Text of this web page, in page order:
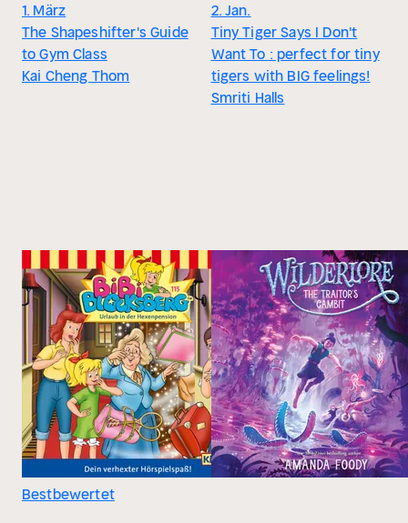
1. März
The Shapeshifter's Guide
to Gym Class
Kai Cheng Thom
2. Jan.
Tiny Tiger Says I Don't
Want To : perfect for tiny
tigers with BIG feelings!
Smriti Halls
Bestbewertet